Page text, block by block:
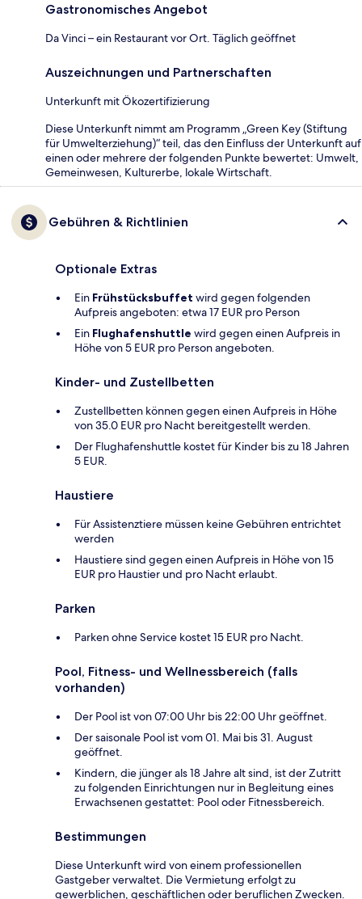
Gastronomisches Angebot
Da Vinci – ein Restaurant vor Ort. Täglich geöffnet
Auszeichnungen und Partnerschaften
Unterkunft mit Ökozertifizierung
Diese Unterkunft nimmt am Programm „Green Key (Stiftung
für Umwelterziehung)“ teil, das den Einfluss der Unterkunft auf
einen oder mehrere der folgenden Punkte bewertet: Umwelt,
Gemeinwesen, Kulturerbe, lokale Wirtschaft.
Gebühren & Richtlinien
Optionale Extras
Ein Frühstücksbuffet wird gegen folgenden
Aufpreis angeboten: etwa 17 EUR pro Person
Ein Flughafenshuttle wird gegen einen Aufpreis in
Höhe von 5 EUR pro Person angeboten.
Kinder- und Zustellbetten
Zustellbetten können gegen einen Aufpreis in Höhe
von 35.0 EUR pro Nacht bereitgestellt werden.
Der Flughafenshuttle kostet für Kinder bis zu 18 Jahren
5 EUR.
Haustiere
Für Assistenztiere müssen keine Gebühren entrichtet
werden
Haustiere sind gegen einen Aufpreis in Höhe von 15
EUR pro Haustier und pro Nacht erlaubt.
Parken
Parken ohne Service kostet 15 EUR pro Nacht.
Pool, Fitness- und Wellnessbereich (falls
vorhanden)
Der Pool ist von 07:00 Uhr bis 22:00 Uhr geöffnet.
Der saisonale Pool ist vom 01. Mai bis 31. August
geöffnet.
Kindern, die jünger als 18 Jahre alt sind, ist der Zutritt
zu folgenden Einrichtungen nur in Begleitung eines
Erwachsenen gestattet: Pool oder Fitnessbereich.
Bestimmungen
Diese Unterkunft wird von einem professionellen
Gastgeber verwaltet. Die Vermietung erfolgt zu
gewerblichen, geschäftlichen oder beruflichen Zwecken.